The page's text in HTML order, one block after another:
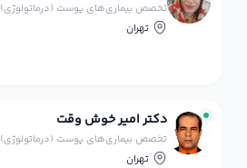
تخصص بیماری‌های پوست (درماتولوژی)
تهران
دکتر امیر خوش وقت
تخصص بیماری‌های پوست (درماتولوژی)
تهران